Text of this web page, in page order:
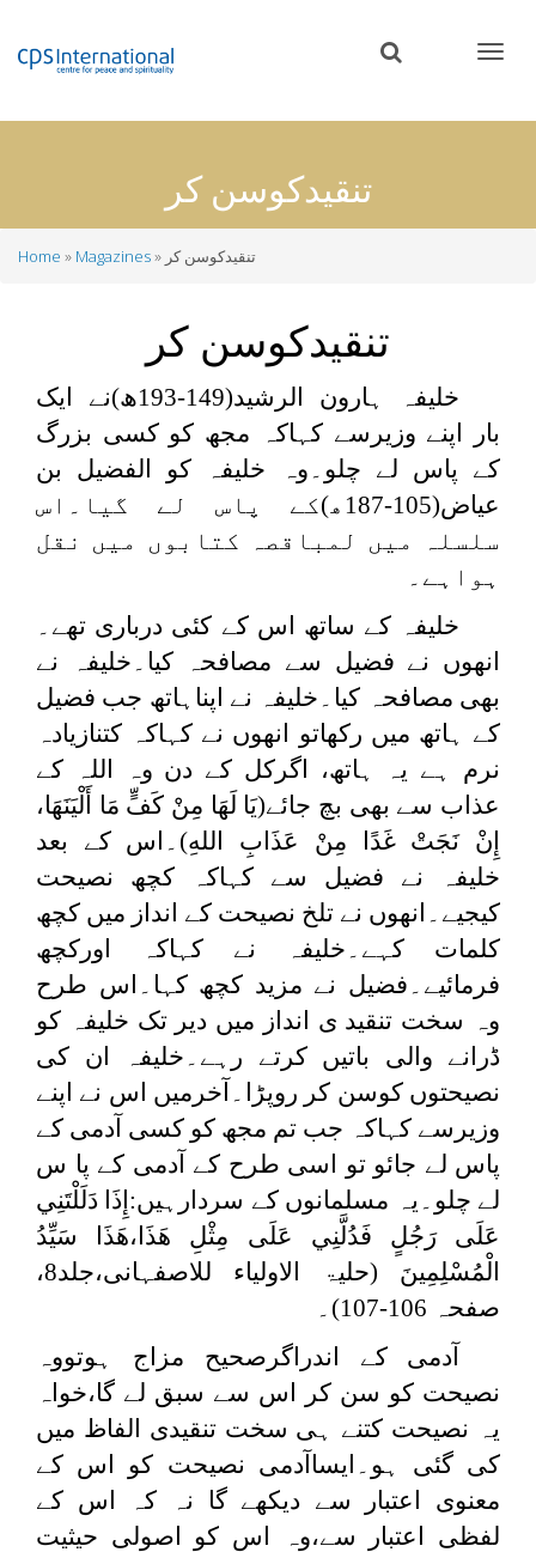
content
تنقیدکوسن کر
Home Magazines تنقیدکوسن کر
تنقیدکوسن کر
خلیفہ ہارون الرشید(149-193ھ)نے ایک
بار اپنے وزیرسے کہاکہ مجھ کو کسی بزرگ
کے پاس لے چلو۔وہ خلیفہ کو الفضیل بن
عیاض(105-187ھ)کے پاس لے گیا۔اس
سلسلہ میں لمباقصہ کتابوں میں نقل
ہواہے۔
خلیفہ کے ساتھ اس کے کئی درباری تھے۔
انھوں نے فضیل سے مصافحہ کیا۔خلیفہ نے
بھی مصافحہ کیا۔خلیفہ نے اپناہاتھ جب فضیل
کے ہاتھ میں رکھاتو انھوں نے کہاکہ کتنازیادہ
نرم ہے یہ ہاتھ، اگرکل کے دن وہ اللہ کے
عذاب سے بھی بچ جائے(يَا لَهَا مِنْ ‌كَفٍّ ‌مَا ‌أَلْيَنَهَا،
إِنْ نَجَتْ غَدًا مِنْ عَذَابِ اللهِ)۔اس کے بعد
خلیفہ نے فضیل سے کہاکہ کچھ نصیحت
کیجیے۔انھوں نے تلخ نصیحت کے انداز میں کچھ
کلمات کہے۔خلیفہ نے کہاکہ اورکچھ
فرمائیے۔فضیل نے مزید کچھ کہا۔اس طرح
وہ سخت تنقید ی انداز میں دیر تک خلیفہ کو
ڈرانے والی باتیں کرتے رہے۔خلیفہ ان کی
نصیحتوں کوسن کر روپڑا۔آخرمیں اس نے اپنے
وزیرسے کہاکہ جب تم مجھ کو کسی آدمی کے
پاس لے جائو تو اسی طرح کے آدمی کے پا س
لے چلو۔یہ مسلمانوں کے سردارہیں: إِذَا دَلَلْتَنِي
عَلَى رَجُلٍ ‌فَدُلَّنِي ‌عَلَى ‌مِثْلِ هَذَا،هَذَا سَيِّدُ
الْمُسْلِمِينَ (حلیۃ الاولیاء للاصفہانی،
جلد8،
صفحہ 106-107)۔
آدمی کے اندراگرصحیح مزاج ہوتووہ
نصیحت کو سن کر اس سے سبق لے گا،خواہ
یہ نصیحت کتنے ہی سخت تنقیدی الفاظ میں
کی گئی ہو۔ایساآدمی نصیحت کو اس کے
معنوی اعتبار سے دیکھے گا نہ کہ اس کے
لفظی اعتبار سے،وہ اس کو اصولی حیثیت